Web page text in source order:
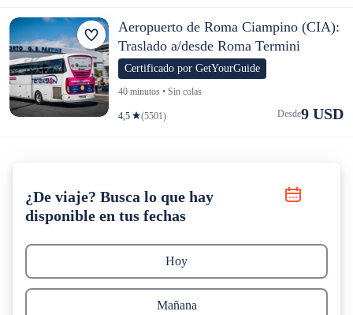
Aeropuerto de Roma Ciampino (CIA):
Traslado a/desde Roma Termini
Certificado por GetYourGuide
40 minutos • Sin colas
4,5 (5501) Desde9 USD
¿De viaje? Busca lo que hay
disponible en tus fechas
Hoy
Mañana